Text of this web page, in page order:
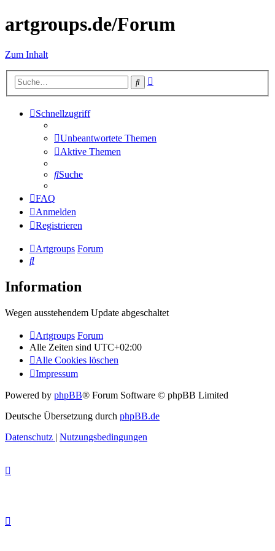
artgroups.de/Forum
Zum Inhalt
Suche
Schnellzugriff
Unbeantwortete Themen
Aktive Themen
Suche
FAQ
Anmelden
Registrieren
Artgroups Forum
Suche
Information
Wegen ausstehendem Update abgeschaltet
Artgroups Forum
Alle Zeiten sind UTC+02:00
Alle Cookies löschen
Impressum
Powered by phpBB® Forum Software © phpBB Limited
Deutsche Übersetzung durch phpBB.de
Datenschutz | Nutzungsbedingungen